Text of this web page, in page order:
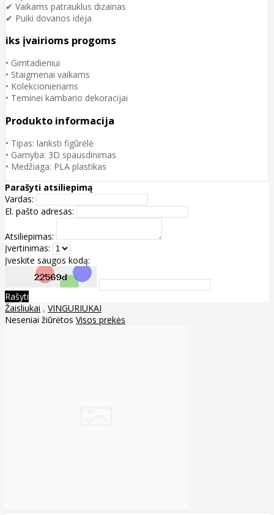
✔ Vaikams patrauklus dizainas
✔ Puiki dovanos idėja
iks įvairioms progoms
• Gimtadieniui
• Staigmenai vaikams
• Kolekcionieriams
• Teminei kambario dekoracijai
Produkto informacija
• Tipas: lanksti figūrėlė
• Gamyba: 3D spausdinimas
• Medžiaga: PLA plastikas
Parašyti atsiliepimą
Vardas:
El. pašto adresas:
Atsiliepimas:
Įvertinimas:
Įveskite saugos kodą:
Rašyti
Žaisliukai , VINGURIUKAI
Neseniai žiūrėtos Visos prekės